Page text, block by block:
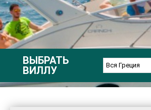
ВЫБРАТЬ
ВИЛЛУ
Вся Греция